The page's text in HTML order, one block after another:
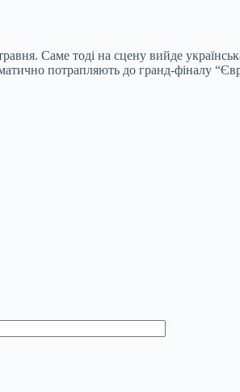
Саме тоді на сцену вийде
потрапляють до гранд-фіналу